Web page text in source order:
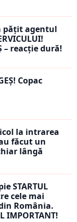
pățit agentul
– reacție dură!
Copac
la intrarea
făcut un
lângă
STARTUL
cele mai
România.
IMPORTANT!